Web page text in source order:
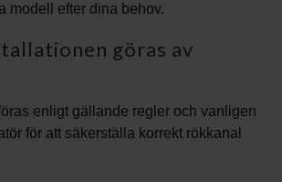
modell efter dina behov.
göras av
enligt gällande regler och vanligen
för att säkerställa korrekt rökkanal